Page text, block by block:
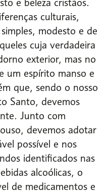
e beleza cristãos.
culturais,
modesto e de
cuja verdadeira
exterior, mas no
um espírito manso e
que, sendo o nosso
Santo, devemos
Junto com
devemos adotar
possível e nos
identificados nas
alcoólicas, o
de medicamentos e